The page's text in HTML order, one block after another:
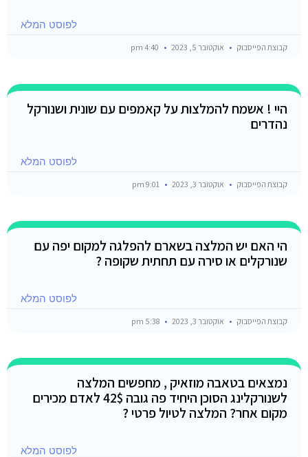
לפוסט המלא
קבוצת הפייסבוק אוקטובר 5, 2023
היי ! אשמח להמלצות על קאמפים עם שונית ושנורקל
נהדרים
לפוסט המלא
קבוצת הפייסבוק אוקטובר 3, 2023
הי האם יש המלצה בשארם להפלגה למקום יפה עם
שנורקלים או סירה עם תחתית שקופה ?
לפוסט המלא
קבוצת הפייסבוק אוקטובר 3, 2023
נמצאים בטאבה מוזאיק , מחפשים המלצה
לשנורקלינג הסוכן היחיד פה גובה 42$ לאדם מכירים
מקום אחר? המלצה לטיול פרטי ?
לפוסט המלא